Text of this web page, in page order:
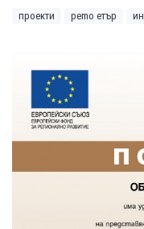
проекти рemo етър